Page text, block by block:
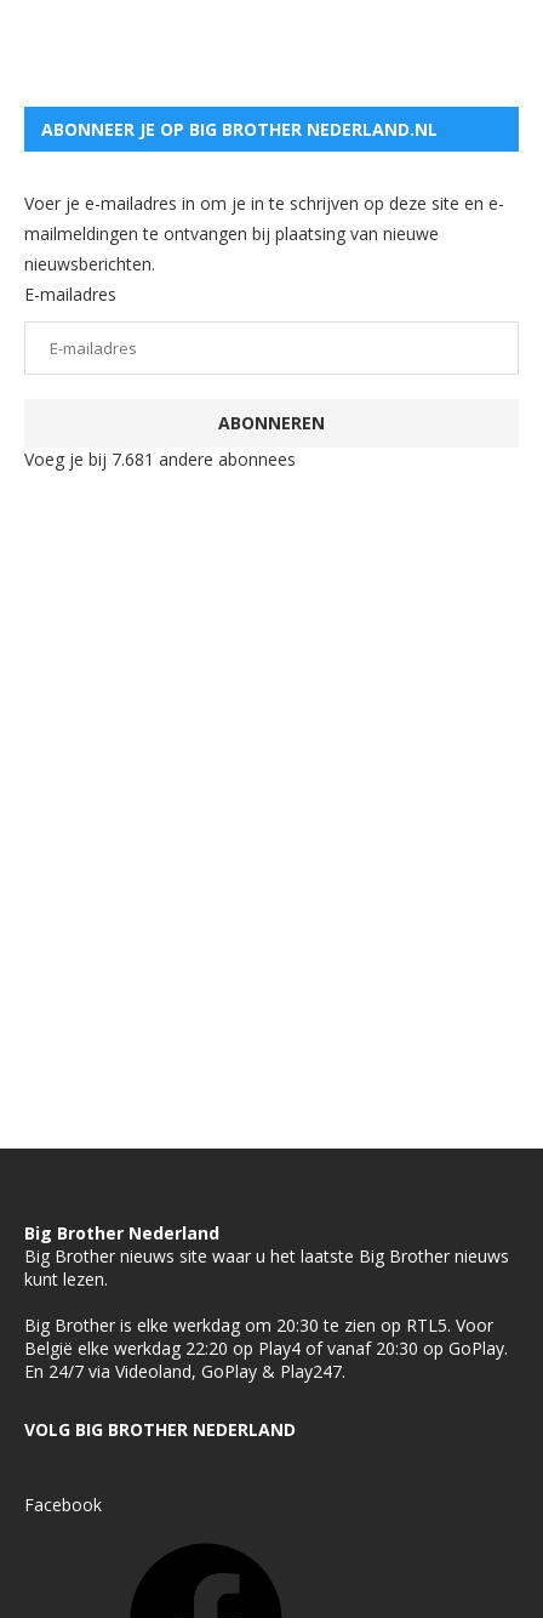
ABONNEER JE OP BIG BROTHER NEDERLAND.NL
Voer je e-mailadres in om je in te schrijven op deze site en e-
mailmeldingen te ontvangen bij plaatsing van nieuwe
nieuwsberichten.
E-mailadres
ABONNEREN
Voeg je bij 7.681 andere abonnees
Big Brother Nederland
Big Brother nieuws site waar u het laatste Big Brother nieuws
kunt lezen.
Big Brother is elke werkdag om 20:30 te zien op RTL5. Voor
België elke werkdag 22:20 op Play4 of vanaf 20:30 op GoPlay.
En 24/7 via Videoland, GoPlay & Play247.
VOLG BIG BROTHER NEDERLAND
Facebook